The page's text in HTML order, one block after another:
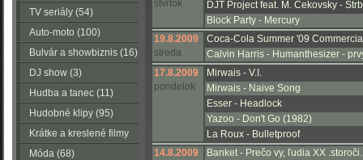
TV seriály (54)
Auto-moto (100)
Bulvár a showbiznis (16)
DJ show (3)
Hudba a tanec (11)
Hudobné klipy (95)
Krátke a kreslené filmy
(223)Móda (68)
štvrtok
DJT Project feat. M. Cekovsky -
Block Party - Mercury
19.8.2009
streda
Coca-Cola Summer '09
Calvin Harris - Humanthesizer -
17.8.2009
pondelok
Mirwais - V.I.
Mirwais - Naive Song
Esser - Headlock
Yazoo - Don't Go (1982)
La Roux - Bulletproof
14.8.2009
Banket - Prečo vy, ľudia XX